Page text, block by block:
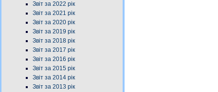
Звіт за 2022 рік
Звіт за 2021 рік
Звіт за 2020 рік
Звіт за 2019 рік
Звіт за 2018 рік
Звіт за 2017 рік
Звіт за 2016 рік
Звіт за 2015 рік
Звіт за 2014 рік
Звіт за 2013 рік